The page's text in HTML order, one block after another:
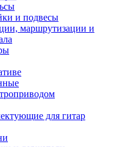
и подвесы
маршрутизации и
для гитар